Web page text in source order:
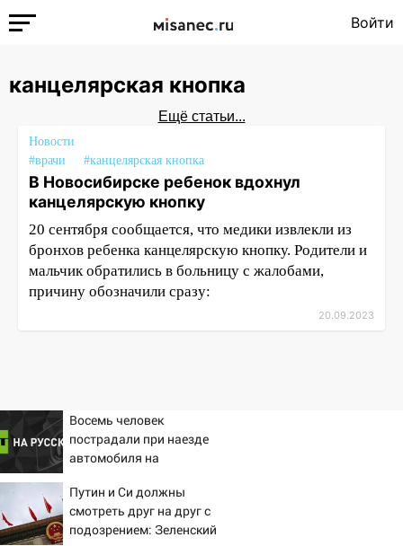
Войти
канцелярская кнопка
Ещё статьи...
Новости
#врачи
#канцелярская кнопка
В Новосибирске ребенок вдохнул
канцелярскую кнопку
20 сентября сообщается, что медики извлекли из
бронхов ребенка канцелярскую кнопку. Родители и
мальчик обратились в больницу с жалобами,
причину обозначили сразу:
20.09.2023
Восемь человек
пострадали при наезде
автомобиля на
Путин и Си должны
смотреть друг на друг с
подозрением: Зеленский